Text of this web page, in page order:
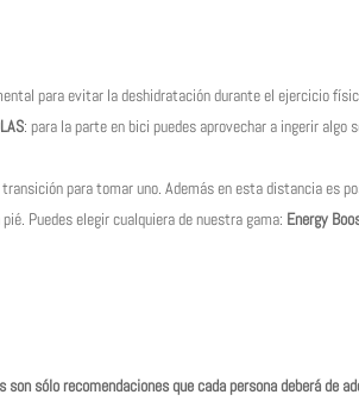
para evitar la deshidratación durante el ejercicio
: para la parte en bici puedes aprovechar a ingerir
transición para tomar uno.Además en esta distancia es
Puedes elegir cualquiera de nuestra gama: Energy
son sólo recomendaciones que cada persona deberá